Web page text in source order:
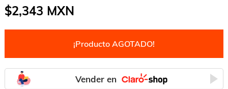
$2,343 MXN
¡Producto AGOTADO!
Vender en